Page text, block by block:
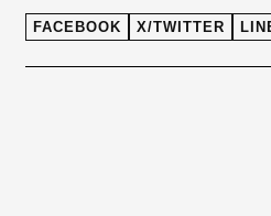
FACEBOOK X/TWITTER